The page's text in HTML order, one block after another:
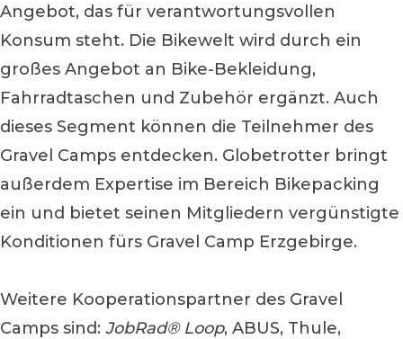
Angebot, das für verantwortungsvollen
Konsum steht. Die Bikewelt wird durch ein
großes Angebot an Bike-Bekleidung,
Fahrradtaschen und Zubehör ergänzt. Auch
dieses Segment können die Teilnehmer des
Gravel Camps entdecken. Globetrotter bringt
außerdem Expertise im Bereich Bikepacking
ein und bietet seinen Mitgliedern vergünstigte
Konditionen fürs Gravel Camp Erzgebirge.
Weitere Kooperationspartner des Gravel
Camps sind: JobRad® Loop, ABUS, Thule,